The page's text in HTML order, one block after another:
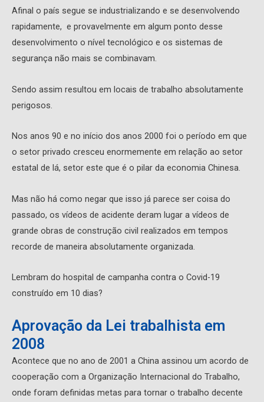
Afinal o país segue se industrializando e se desenvolvendo
rapidamente, e provavelmente em algum ponto desse
desenvolvimento o nível tecnológico e os sistemas de
segurança não mais se combinavam.
Sendo assim resultou em locais de trabalho absolutamente
perigosos.
Nos anos 90 e no início dos anos 2000 foi o período em que
o setor privado cresceu enormemente em relação ao setor
estatal de lá, setor este que é o pilar da economia Chinesa.
Mas não há como negar que isso já parece ser coisa do
passado, os vídeos de acidente deram lugar a vídeos de
grande obras de construção civil realizados em tempos
recorde de maneira absolutamente organizada.
Lembram do hospital de campanha contra o Covid-19
construído em 10 dias?
Aprovação da Lei trabalhista em
2008
Acontece que no ano de 2001 a China assinou um acordo de
cooperação com a Organização Internacional do Trabalho,
onde foram definidas metas para tornar o trabalho decente